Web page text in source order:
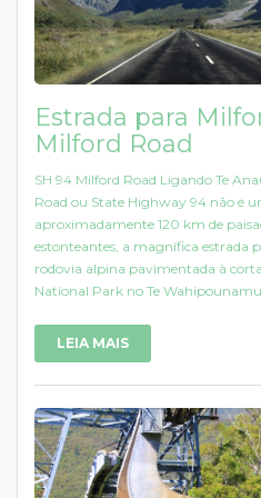
Estrada para
Milford Road
SH 94 Milford Road Ligando Te
Road ou State Highway 94 não é
aproximadamente 120 km de
estonteantes, a magnífica estrada
rodovia alpina pavimentada à
National Park no Te
LEIA MAIS